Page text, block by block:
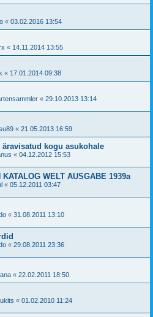
« 03.02.2016 13:54
« 14.11.2014 13:55
« 17.01.2014 09:38
« 29.10.2013 13:14
« 21.05.2013 16:59
kogu asukohale
« 04.12.2012 15:53
WELT AUSGABE 1939a
« 05.12.2011 03:47
« 31.08.2011 13:10
« 29.08.2011 23:36
« 22.02.2011 18:50
« 01.02.2010 11:24